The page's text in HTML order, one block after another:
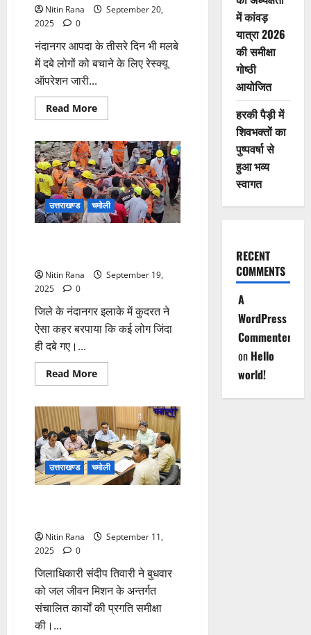
Nitin Rana
September 20,
2025
0
नंदानगर आपदा के तीसरे दिन भी मलबे
में दबे लोगों को बचाने के लिए रेस्क्यू
ऑपरेशन जारी...
Read MoreRead
more
दौरे
पर
सीएम
धामी,
आपदा
पीड़ितों
को
दी
सहायता
उत्तराखण्ड चमोली
Nitin Rana
September 19,
2025
0
जिले के नंदानगर इलाके में कुदरत ने
ऐसा कहर बरपाया कि कई लोग जिंदा
ही दबे गए।...
Read MoreRead
more
सिंह
का
चमत्कारी
रेस्क्यू,
परिजन
अब
भी
मलबे
में
उत्तराखण्ड चमोली
Nitin Rana
September 11,
2025
0
जिलाधिकारी संदीप तिवारी ने बुधवार
को जल जीवन मिशन के अन्तर्गत
संचालित कार्यों की प्रगति समीक्षा
की।...
में कांवड़
यात्रा 2026
की समीक्षा
गोष्ठी
आयोजित
हरकी पैड़ी में
शिवभक्तों का
पुष्पवर्षा से
हुआ भव्य
स्वागत
RECENT
COMMENTS
A
WordPress
Commenter
on Hello
world!